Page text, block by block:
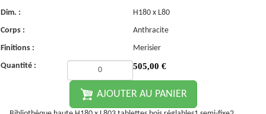
Dim. :
H180 x L80
Corps :
Anthracite
Finitions :
Merisier
Quantité :
505,00 €
AJOUTER AU PANIER